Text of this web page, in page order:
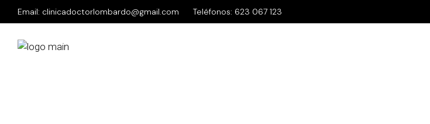
Email: clinicadoctorlombardo@gmail.com Teléfonos: 623 067 123